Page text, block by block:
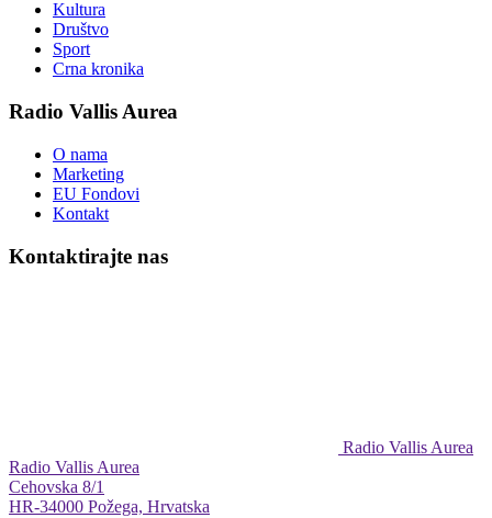
Kultura
Društvo
Sport
Crna kronika
Radio Vallis Aurea
O nama
Marketing
EU Fondovi
Kontakt
Kontaktirajte nas
Radio Vallis Aurea
Radio Vallis Aurea
Cehovska 8/1
HR-34000 Požega, Hrvatska